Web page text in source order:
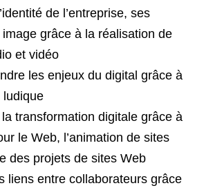
de l’entreprise, ses
grâce à la réalisation de
et vidéo
les enjeux du digital grâce à
ludique
transformation digitale grâce à
le Web, l’animation de sites
des projets de sites Web
liens entre collaborateurs grâce